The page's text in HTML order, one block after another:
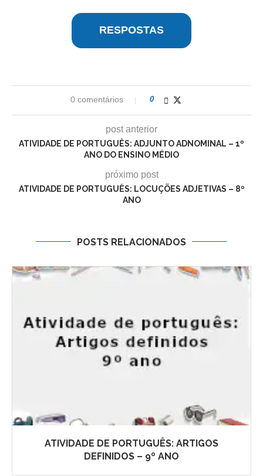
RESPOSTAS
0 comentários 0
post anterior
ATIVIDADE DE PORTUGUÊS: ADJUNTO ADNOMINAL – 1º
ANO DO ENSINO MÉDIO
próximo post
ATIVIDADE DE PORTUGUÊS: LOCUÇÕES ADJETIVAS – 8º
ANO
POSTS RELACIONADOS
ATIVIDADE DE PORTUGUÊS: ARTIGOS
DEFINIDOS – 9º ANO